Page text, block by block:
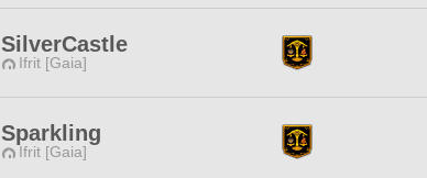
SilverCastle
Ifrit [Gaia]
Sparkling
Ifrit [Gaia]